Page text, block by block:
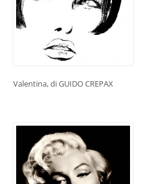
Valentina, di GUIDO CREPAX